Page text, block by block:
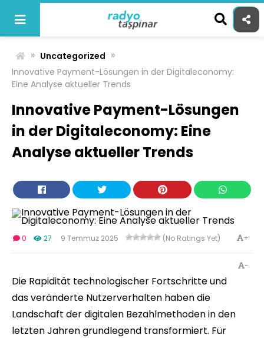
content
» Uncategorized »
Innovative Payment-Lösungen in der Digitaleconomy:
Eine Analyse aktueller Trends
Innovative Payment-Lösungen
in der Digitaleconomy: Eine
Analyse aktueller Trends
0 27 9 Temmuz 2025 (No Ratings Yet) +
-
Die Rapidität technologischer Fortschritte und
das veränderte Nutzerverhalten haben die
Landschaft der digitalen Bezahlmethoden in den
letzten Jahren grundlegend transformiert. Für